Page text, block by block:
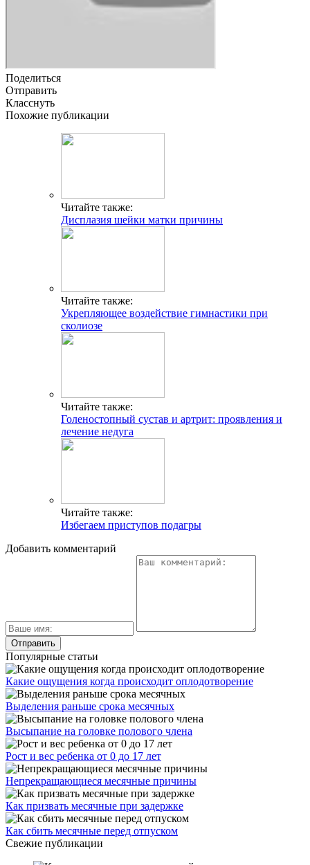
Поделиться
Отправить
Класснуть
Похожие публикации
Читайте также:
Дисплазия шейки матки причины
Читайте также:
Укрепляющее воздействие гимнастики при
сколиозе
Читайте также:
Голеностопный сустав и артрит: проявления и
лечение недуга
Читайте также:
Избегаем приступов подагры
Добавить комментарий
Популярные статьи
Какие ощущения когда происходит оплодотворение
Выделения раньше срока месячных
Высыпание на головке полового члена
Рост и вес ребенка от 0 до 17 лет
Непрекращающиеся месячные причины
Как призвать месячные при задержке
Как сбить месячные перед отпуском
Свежие публикации